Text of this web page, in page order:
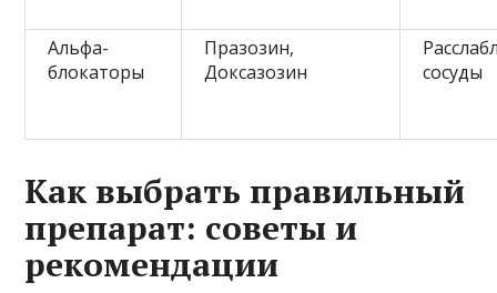
Альфа-
блокаторы
Празозин,
Доксазозин
сосуды
Как выбрать правильный
препарат: советы и
рекомендации